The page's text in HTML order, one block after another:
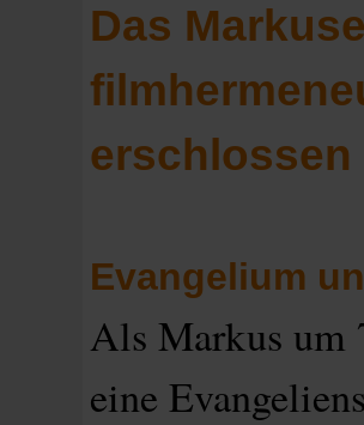
Das
erschlossen
Evangelium
Als Markus um
eine